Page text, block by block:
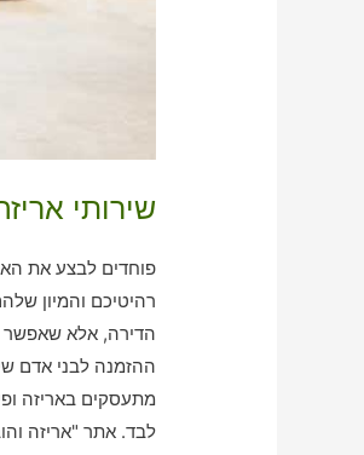
שירותי
פוחדים לבצע את
רהיטיכם והמיון
הדירה, אלא שאפשר
ההזמנה לבני אדם
מתעסקים באריזה
לבד. אתר "אריזה